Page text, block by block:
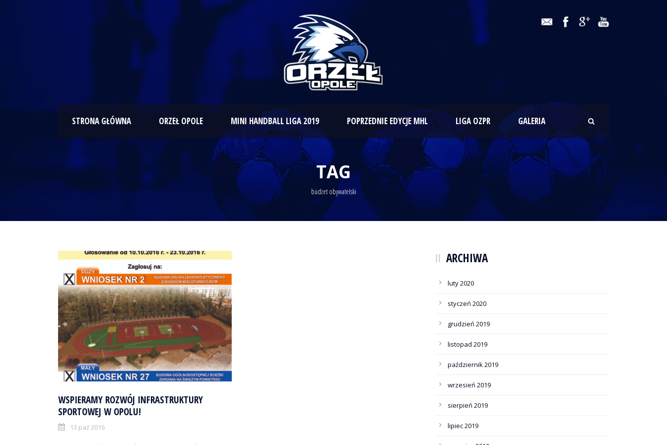
STRONA GŁÓWNA ORZEŁ OPOLE MINI HANDBALL LIGA 2019 POPRZEDNIE EDYCJE MHL LIGA OZPR GALERIA
TAG
budżet obywatelski
WSPIERAMY ROZWÓJ INFRASTRUKTURY
SPORTOWEJ W OPOLU!
13 paź 2016
ARCHIWA
luty 2020
styczeń 2020
grudzień 2019
listopad 2019
październik 2019
wrzesień 2019
sierpień 2019
lipiec 2019